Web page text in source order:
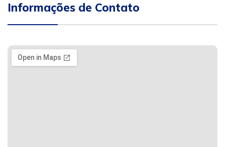
Informações de Contato